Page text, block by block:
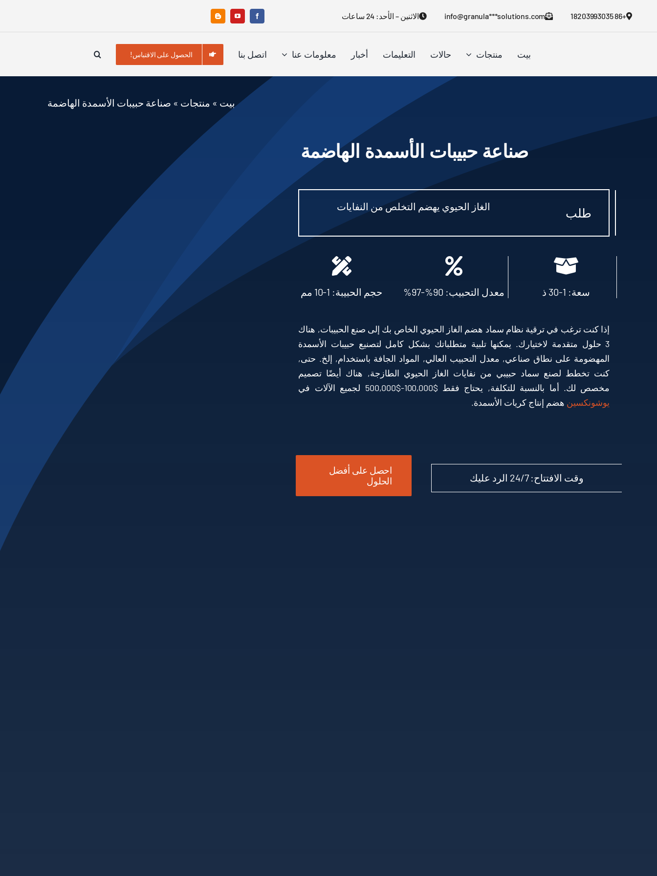
+86 18203993035
info@granula***solutions.com الاثنين – الأحد: 24 ساعات
بيت منتجات حالات التعليمات أخبار معلومات عنا اتصل بنا الحصول على الاقتباس!
بيت » منتجات » صناعة حبيبات الأسمدة الهاضمة
صناعة حبيبات الأسمدة الهاضمة
طلب الغاز الحيوي يهضم التخلص من النفايات
سعة: 1-30 ذ معدل التحبيب: 90%-97% حجم الحبيبة: 1-10 مم
إذا كنت ترغب في ترقية نظام سماد هضم الغاز الحيوي الخاص بك إلى صنع الحبيبات, هناك
3 حلول متقدمة لاختيارك. يمكنها تلبية متطلباتك بشكل كامل لتصنيع حبيبات الأسمدة
المهضومة على نطاق صناعي, معدل التحبيب العالي, المواد الجافة باستخدام, إلخ. حتى,
كنت تخطط لصنع سماد حبيبي من نفايات الغاز الحيوي الطازجة, هناك أيضًا تصميم
مخصص لك. أما بالنسبة للتكلفة, يحتاج فقط $100,000-$500,000 لجميع الآلات في
يوشونكسين هضم إنتاج كريات الأسمدة.
وقت الافتتاح: 24/7 الرد عليك
احصل على أفضل
الحلول